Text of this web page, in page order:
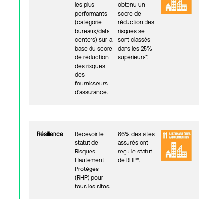
les plus
performants
(catégorie
bureaux/data
centers) sur la
base du score
de réduction
des risques
des
fournisseurs
d'assurance.
obtenu un
score de
réduction des
risques se
sont classés
dans les 25%
supérieurs*.
Résilience
Recevoir le
statut de
Risques
Hautement
Protégés
(RHP) pour
tous les sites.
66% des sites
assurés ont
reçu le statut
de RHP*.